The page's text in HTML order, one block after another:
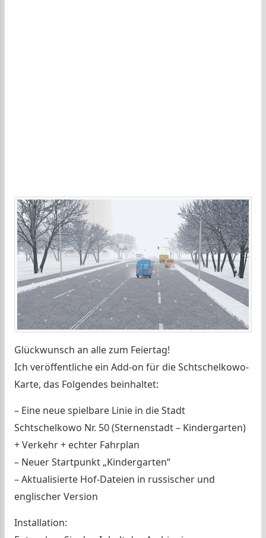
Glückwunsch an alle zum Feiertag!
Ich veröffentliche ein Add-on für die Schtschelkowo-
Karte, das Folgendes beinhaltet:
– Eine neue spielbare Linie in die Stadt
Schtschelkowo Nr. 50 (Sternenstadt – Kindergarten)
+ Verkehr + echter Fahrplan
– Neuer Startpunkt „Kindergarten“
– Aktualisierte Hof-Dateien in russischer und
englischer Version
Installation: